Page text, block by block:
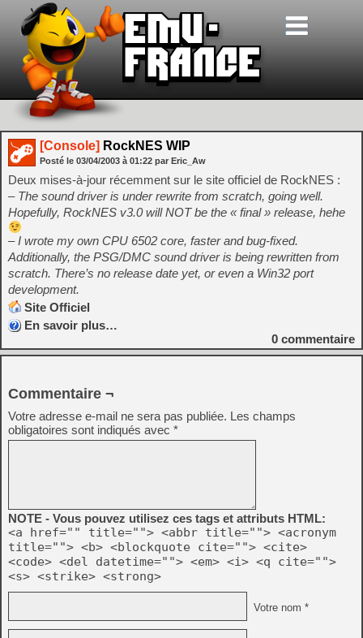
[Console] RockNES WIP
Posté le 03/04/2003 à 01:22 par Eric_Aw
Deux mises-à-jour récemment sur le site officiel de RockNES :
– The sound driver is under rewrite from scratch, going well.
Hopefully, RockNES v3.0 will NOT be the « final » release, hehe
– I wrote my own CPU 6502 core, faster and bug-fixed.
Additionally, the PSG/DMC sound driver is being rewritten from
scratch. There’s no release date yet, or even a Win32 port
development.
Site Officiel
En savoir plus…
0 commentaire
Commentaire ¬
Votre adresse e-mail ne sera pas publiée. Les champs
obligatoires sont indiqués avec *
NOTE - Vous pouvez utilisez ces tags et attributs HTML:
<a href="" title=""> <abbr title=""> <acronym
title=""> <b> <blockquote cite=""> <cite>
<code> <del datetime=""> <em> <i> <q cite="">
<s> <strike> <strong>
Votre nom *